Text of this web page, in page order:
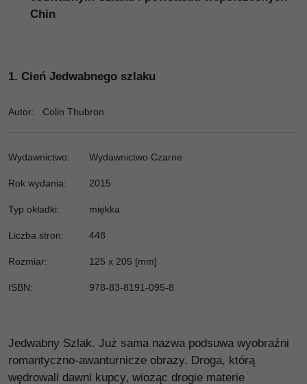
Chin
1. Cień Jedwabnego szlaku
Autor: Colin Thubron
Wydawnictwo: Wydawnictwo Czarne
Rok wydania: 2015
Typ okładki: miękka
Liczba stron: 448
Rozmiar: 125 x 205 [mm]
ISBN: 978-83-8191-095-8
Jedwabny Szlak. Już sama nazwa podsuwa wyobraźni
romantyczno-awanturnicze obrazy. Droga, którą
wędrowali dawni kupcy, wioząc drogie materie